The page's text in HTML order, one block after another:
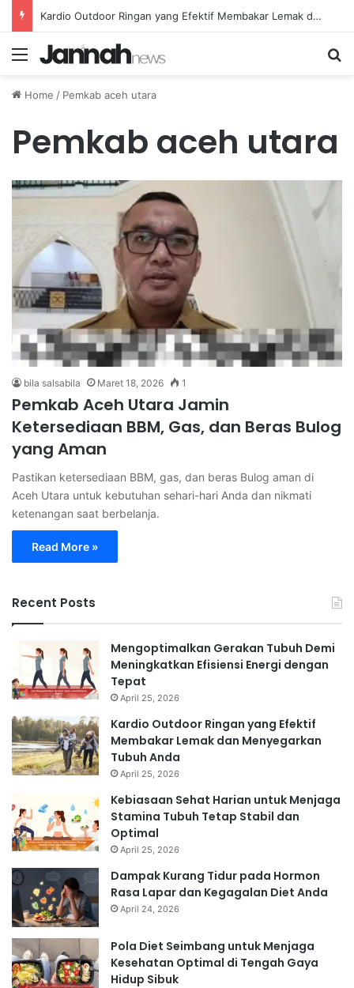
Kardio Outdoor Ringan yang Efektif Membakar Lemak dan Menyegarkan Tubuh Anda
Menu
Home / Pemkab aceh utara
Pemkab aceh utara
bila salsabila Maret 18, 2026 1
Pemkab Aceh Utara Jamin
Ketersediaan BBM, Gas, dan Beras Bulog
yang Aman
Pastikan ketersediaan BBM, gas, dan beras Bulog aman di
Aceh Utara untuk kebutuhan sehari-hari Anda dan nikmati
ketenangan saat berbelanja.
Read More »
Recent Posts
Mengoptimalkan Gerakan Tubuh Demi
Meningkatkan Efisiensi Energi dengan
Tepat
April 25, 2026
Kardio Outdoor Ringan yang Efektif
Membakar Lemak dan Menyegarkan
Tubuh Anda
April 25, 2026
Kebiasaan Sehat Harian untuk Menjaga
Stamina Tubuh Tetap Stabil dan
Optimal
April 25, 2026
Dampak Kurang Tidur pada Hormon
Rasa Lapar dan Kegagalan Diet Anda
April 24, 2026
Pola Diet Seimbang untuk Menjaga
Kesehatan Optimal di Tengah Gaya
Hidup Sibuk